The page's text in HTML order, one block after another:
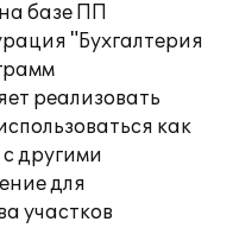
базе ПП
"Бухгалтерия
реализовать
как
другими
для
участков